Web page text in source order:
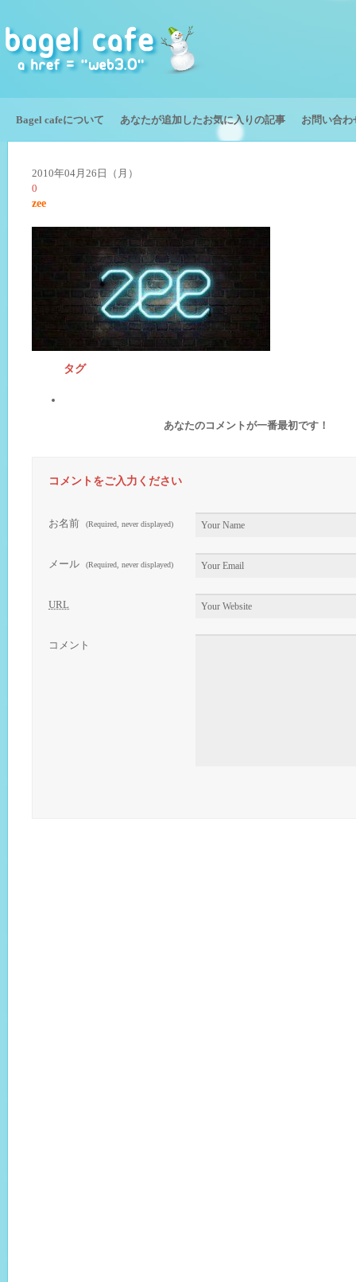
Bagel cafeについて あなたが追加したお気に入りの記事 お問い合わ
2010年04月26日（月）
0
zee
タグ
あなたのコメントが一番最初です！
コメントをご入力ください
お名前 (Required, never displayed)
メール (Required, never displayed)
URL
コメント